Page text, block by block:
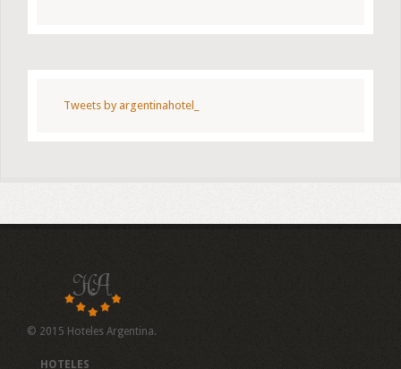
Tweets by argentinahotel_
© 2015 Hoteles Argentina.
HOTELES